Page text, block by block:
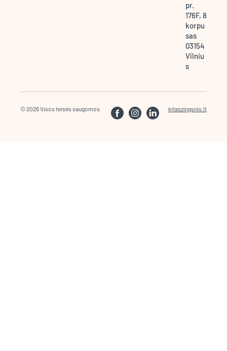
pr.
176F, 8
korpu
sas
03154
Vilniu
s
© 2026 Visos teisės saugomos. kitaszingsnis.lt